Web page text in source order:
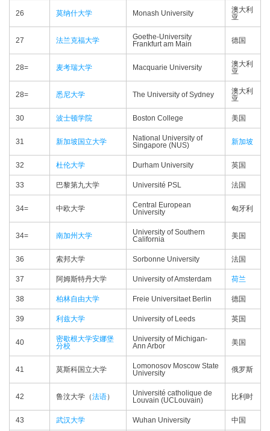
26 莫纳什大学 Monash University
澳大利
亚
27 法兰克福大学
Goethe-University
Frankfurt am Main
德国
28= 麦考瑞大学 Macquarie University
澳大利
亚
28= 悉尼大学 The University of Sydney
澳大利
亚
30 波士顿学院 Boston College 美国
31 新加坡国立大学
National University of
Singapore (NUS)
新加坡
32 杜伦大学 Durham University 英国
33 巴黎第九大学 Université PSL 法国
34= 中欧大学
Central European
University
匈牙利
34= 南加州大学
University of Southern
California
美国
36 索邦大学 Sorbonne University 法国
37 阿姆斯特丹大学 University of Amsterdam 荷兰
38 柏林自由大学 Freie Universitaet Berlin 德国
39 利兹大学 University of Leeds 英国
40
密歇根大学安娜堡
分校
University of Michigan-
Ann Arbor
美国
41 莫斯科国立大学
Lomonosov Moscow State
University
俄罗斯
42 鲁汶大学（法语）
Université catholique de
Louvain (UCLouvain)
比利时
43 武汉大学 Wuhan University 中国